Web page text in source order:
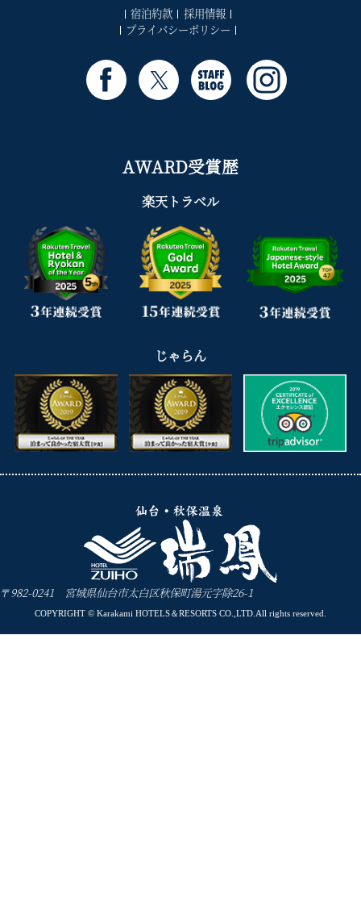
宿泊約款
採用情報
プライバシーポリシー
AWARD受賞歴
楽天トラベル
じゃらん
〒982-0241 宮城県仙台市太白区秋保町湯元字除26-1
COPYRIGHT © Karakami HOTELS＆RESORTS CO.,LTD.All rights reserved.